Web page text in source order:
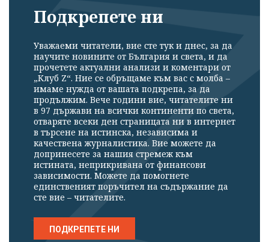
Подкрепете ни
Уважаеми читатели, вие сте тук и днес, за да
научите новините от България и света, и да
прочетете актуални анализи и коментари от
„Клуб Z“. Ние се обръщаме към вас с молба –
имаме нужда от вашата подкрепа, за да
продължим. Вече години вие, читателите ни
в 97 държави на всички континенти по света,
отваряте всеки ден страницата ни в интернет
в търсене на истинска, независима и
качествена журналистика. Вие можете да
допринесете за нашия стремеж към
истината, неприкривана от финансови
зависимости. Можете да помогнете
единственият поръчител на съдържание да
сте вие – читателите.
ПОДКРЕПЕТЕ НИ